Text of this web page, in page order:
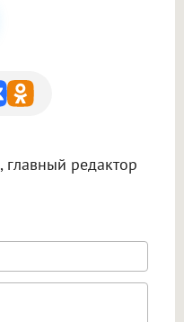
, главный редактор